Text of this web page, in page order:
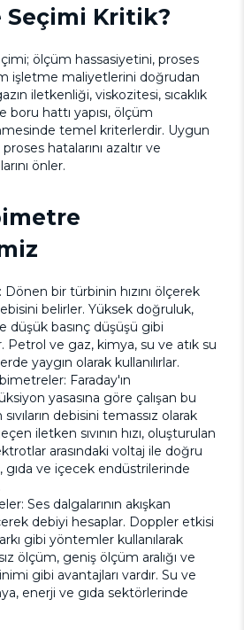
Kritik?
ölçüm hassasiyetini, proses
işletme maliyetlerini doğrudan
iletkenliği, viskozitesi, sıcaklık
boru hattı yapısı, ölçüm
temel kriterlerdir. Uygun
hatalarını azaltır ve
önler.
Dönen bir türbinin hızını ölçerek
belirler. Yüksek doğruluk,
düşük basınç düşüşü gibi
Petrol ve gaz, kimya, su ve atık su
yaygın olarak kullanılırlar.
Faraday'ın
yasasına göre çalışan bu
debisini temassız olarak
iletken sıvının hızı, oluşturulan
arasındaki voltaj ile doğru
gıda ve içecek endüstrilerinde
Ses dalgalarının akışkan
debiyi hesaplar. Doppler etkisi
gibi yöntemler kullanılarak
ölçüm, geniş ölçüm aralığı ve
gibi avantajları vardır. Su ve
enerji ve gıda sektörlerinde